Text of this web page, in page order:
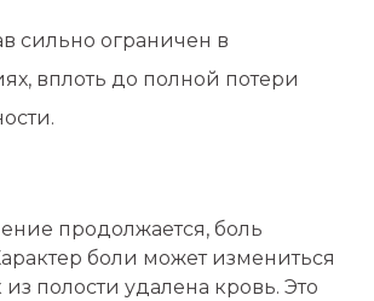
сильно ограничен в
вплоть до полной потери
продолжается, боль
боли может измениться
из полости удалена кровь. Это